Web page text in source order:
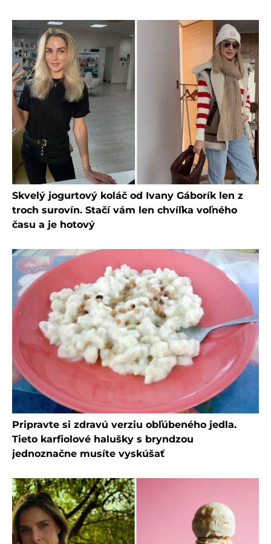
Skvelý jogurtový koláč od Ivany Gáborík len z
troch surovín. Stačí vám len chvíľka voľného
času a je hotový
Pripravte si zdravú verziu obľúbeného jedla.
Tieto karfiolové halušky s bryndzou
jednoznačne musíte vyskúšať